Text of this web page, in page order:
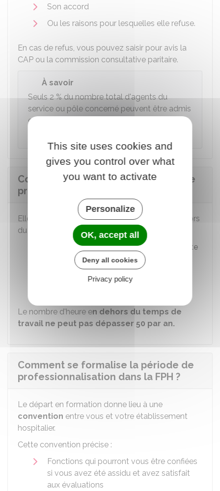
Son accord
Ou les raisons pour lesquelles elle refuse.
En cas de refus, vous pouvez saisir pour avis la
CAP ou la commission consultative paritaire.
À savoir
Seuls2 %du nombre total d'agents du
service ou pôle concerné peuvent être admis
en période de professionnalisation, sauf
Comment se déroule une période de
professionnalisation dans la FPH ?
Elle peut se dérouleren tout ou partie
en dehors
du temps de travail :
À votre initiative dans le cadre du
compte
personnel de formation (CPF)
À l'initiative de votre établissement
Le nombre d'heure en dehors du temps de
travail ne peut pas dépasser 50 par an.
Comment se formalise la période de
professionnalisation dans la FPH ?
Le départ en formation donne lieu à une
convention entre vous et votre établissement
hospitalier.
Cette convention précise :
Fonctions qui pourront vous être confiées
si vous avez été assidu et avez satisfait
aux évaluations
This site uses cookies and
gives you control over what
you want to activate
Personalize
OK, accept all
Deny all cookies
Privacy policy